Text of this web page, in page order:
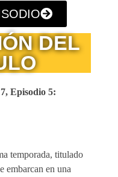
DEL
Episodio 5:
temporada, titulado
embarcan en una